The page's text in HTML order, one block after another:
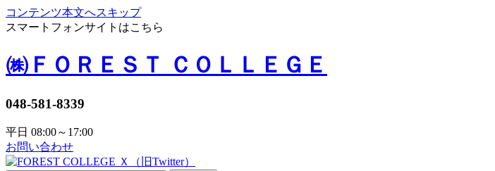
コンテンツ本文へスキップ
スマートフォンサイトはこちら
㈱ＦＯＲＥＳＴ ＣＯＬＬＥＧＥ
048-581-8339
平日 08:00～17:00
お問い合わせ